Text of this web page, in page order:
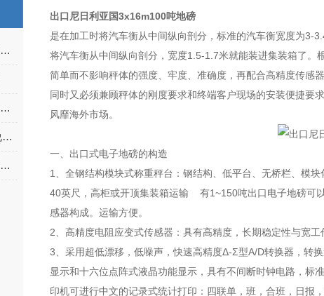
地磅故障——开机后称重结果偏轻或偏重
防爆吊钩秤——选柯力称重，确保防爆区域生产安全
上海耀华XK3190-A12E标定说明书
数字式电子汽车衡拥有那些优势呢？看看本篇吧
出口尼日利亚国3x16m100吨地磅
是在加工时将汽车衡从中间纵向剖分，标准的汽车衡宽度为3-
将汽车衡从中间纵向剖分，宽度1.5-1.7米就能装进集装箱了
简单而不影响秤体的强度、牢度、准确度，再配合高精度传感
同时又必须兼顾秤体的刚度要求和终端客户现场的安装便捷要
风靡海外市场。
一、出口式电子地磅的构造
1、全钢结构模块式称重秤台：钢结构、低平台、无桥栏、模
40英尺，高柜或开顶集装箱运输 有1~150吨出口电子地磅可
感器构成。运输方便。
2、高精度电阻应变式传感器：具有高精度，长期稳定性与宽
3、采用超低漂移，低噪声，快速高精度Δ-Σ型A/D转换器，转
显示和十六位点阵式液晶功能显示，具有不间断时钟电路，标
印机可进行中文的记录式统计打印：四联单，班，合班，日报